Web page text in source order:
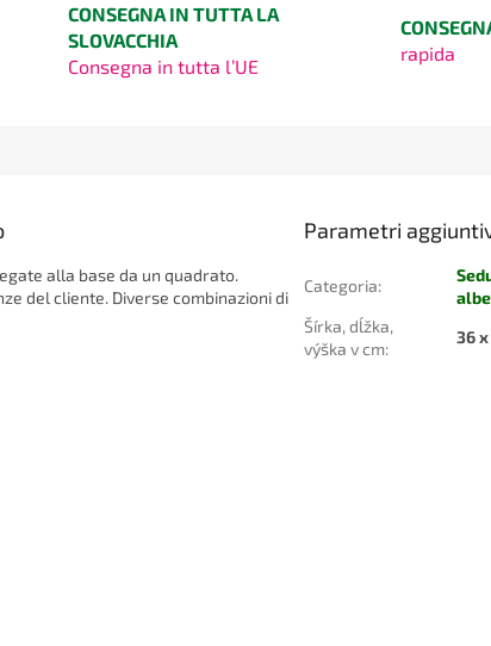
CONSEGNA IN TUTTA LA
SLOVACCHIA
Consegna in tutta l’UE
rapida
alla base da un quadrato.
del cliente. Diverse combinazioni di
Parametri
Categoria:
Šírka, dĺžka,
výška v cm:
36